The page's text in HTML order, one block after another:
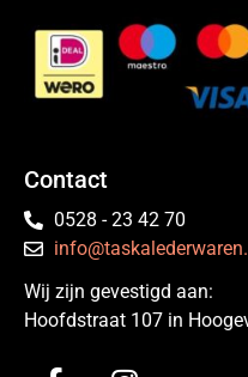
Contact
0528 - 23 42 70
Wij zijn gevestigd aan:
Hoofdstraat 107 in